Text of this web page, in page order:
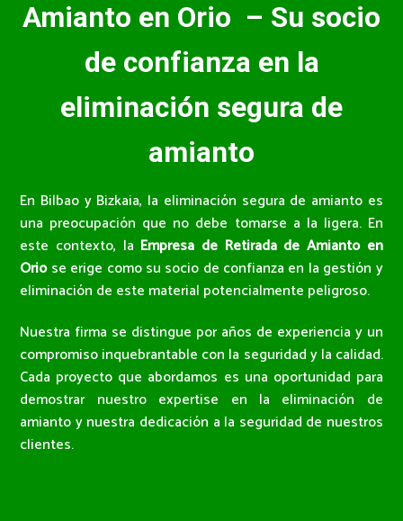
Amianto en Orio – Su socio
de confianza en la
eliminación segura de
amianto
En Bilbao y Bizkaia, la eliminación segura de amianto es
una preocupación que no debe tomarse a la ligera. En
este contexto, la Empresa de Retirada de Amianto en
Oriose erige como su socio de confianza en la gestión y
eliminación de este material potencialmente peligroso.
Nuestra firma se distingue por años de experiencia y un
compromiso inquebrantable con la seguridad y la calidad.
Cada proyecto que abordamos es una oportunidad para
demostrar nuestro expertise en la eliminación de
amianto y nuestra dedicación a la seguridad de nuestros
clientes.